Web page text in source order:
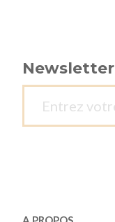
Newsletter